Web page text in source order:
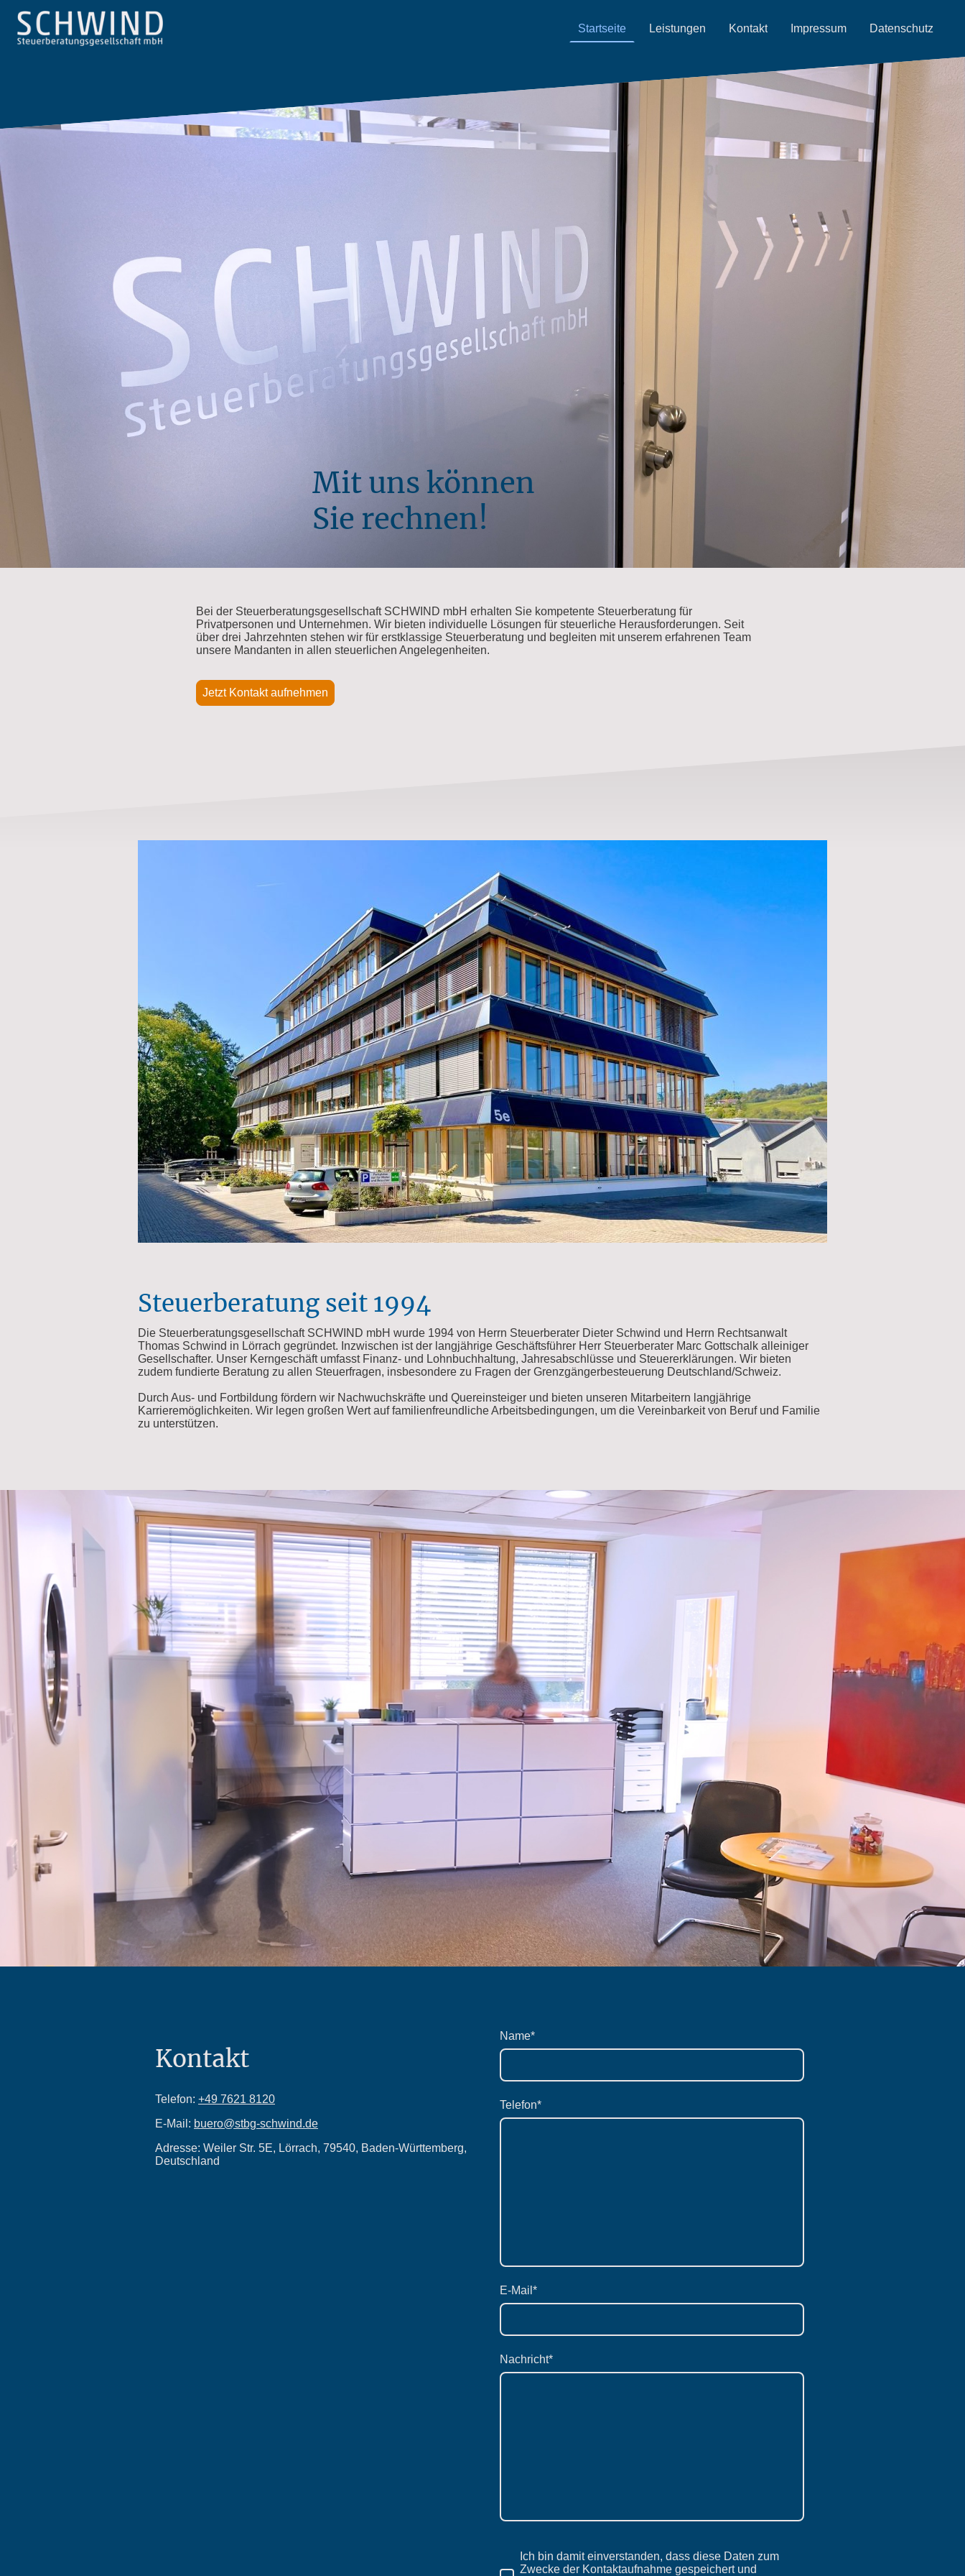
Startseite Leistungen Kontakt Impressum Datenschutz
Mit uns können
Sie rechnen!
Bei der Steuerberatungsgesellschaft SCHWIND mbH erhalten Sie kompetente Steuerberatung für
Privatpersonen und Unternehmen. Wir bieten individuelle Lösungen für steuerliche Herausforderungen. Seit
über drei Jahrzehnten stehen wir für erstklassige Steuerberatung und begleiten mit unserem erfahrenen Team
unsere Mandanten in allen steuerlichen Angelegenheiten.
Jetzt Kontakt aufnehmen
Steuerberatung seit 1994
Die Steuerberatungsgesellschaft SCHWIND mbH wurde 1994 von Herrn Steuerberater Dieter Schwind und Herrn Rechtsanwalt
Thomas Schwind in Lörrach gegründet. Inzwischen ist der langjährige Geschäftsführer Herr Steuerberater Marc Gottschalk alleiniger
Gesellschafter. Unser Kerngeschäft umfasst Finanz- und Lohnbuchhaltung, Jahresabschlüsse und Steuererklärungen. Wir bieten
zudem fundierte Beratung zu allen Steuerfragen, insbesondere zu Fragen der Grenzgängerbesteuerung Deutschland/Schweiz.
Durch Aus- und Fortbildung fördern wir Nachwuchskräfte und Quereinsteiger und bieten unseren Mitarbeitern langjährige
Karrieremöglichkeiten. Wir legen großen Wert auf familienfreundliche Arbeitsbedingungen, um die Vereinbarkeit von Beruf und Familie
zu unterstützen.
Kontakt
Telefon: +49 7621 8120
E-Mail: buero@stbg-schwind.de
Adresse: Weiler Str. 5E, Lörrach, 79540, Baden-Württemberg,
Deutschland
Name*
Telefon*
E-Mail *
Nachricht*
Ich bin damit einverstanden, dass diese Daten zum
Zwecke der Kontaktaufnahme gespeichert und